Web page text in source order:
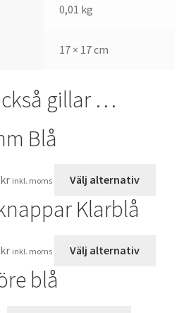
0,01 kg
17 × 17 cm
gillar …
Blå
kr inkl. moms Välj alternativ
Klarblå
kr inkl. moms Välj alternativ
blå